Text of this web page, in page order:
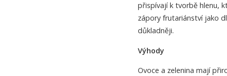
přispívají k tvorbě hlenu,
zápory frutariánství jako
důkladněji.
Výhody
Ovoce a zelenina mají